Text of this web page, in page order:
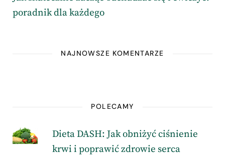
poradnik dla każdego
NAJNOWSZE KOMENTARZE
POLECAMY
Dieta DASH: Jak obniżyć ciśnienie
krwi i poprawić zdrowie serca